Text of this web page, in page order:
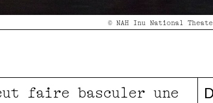
© NAH Inu National
faire basculer une